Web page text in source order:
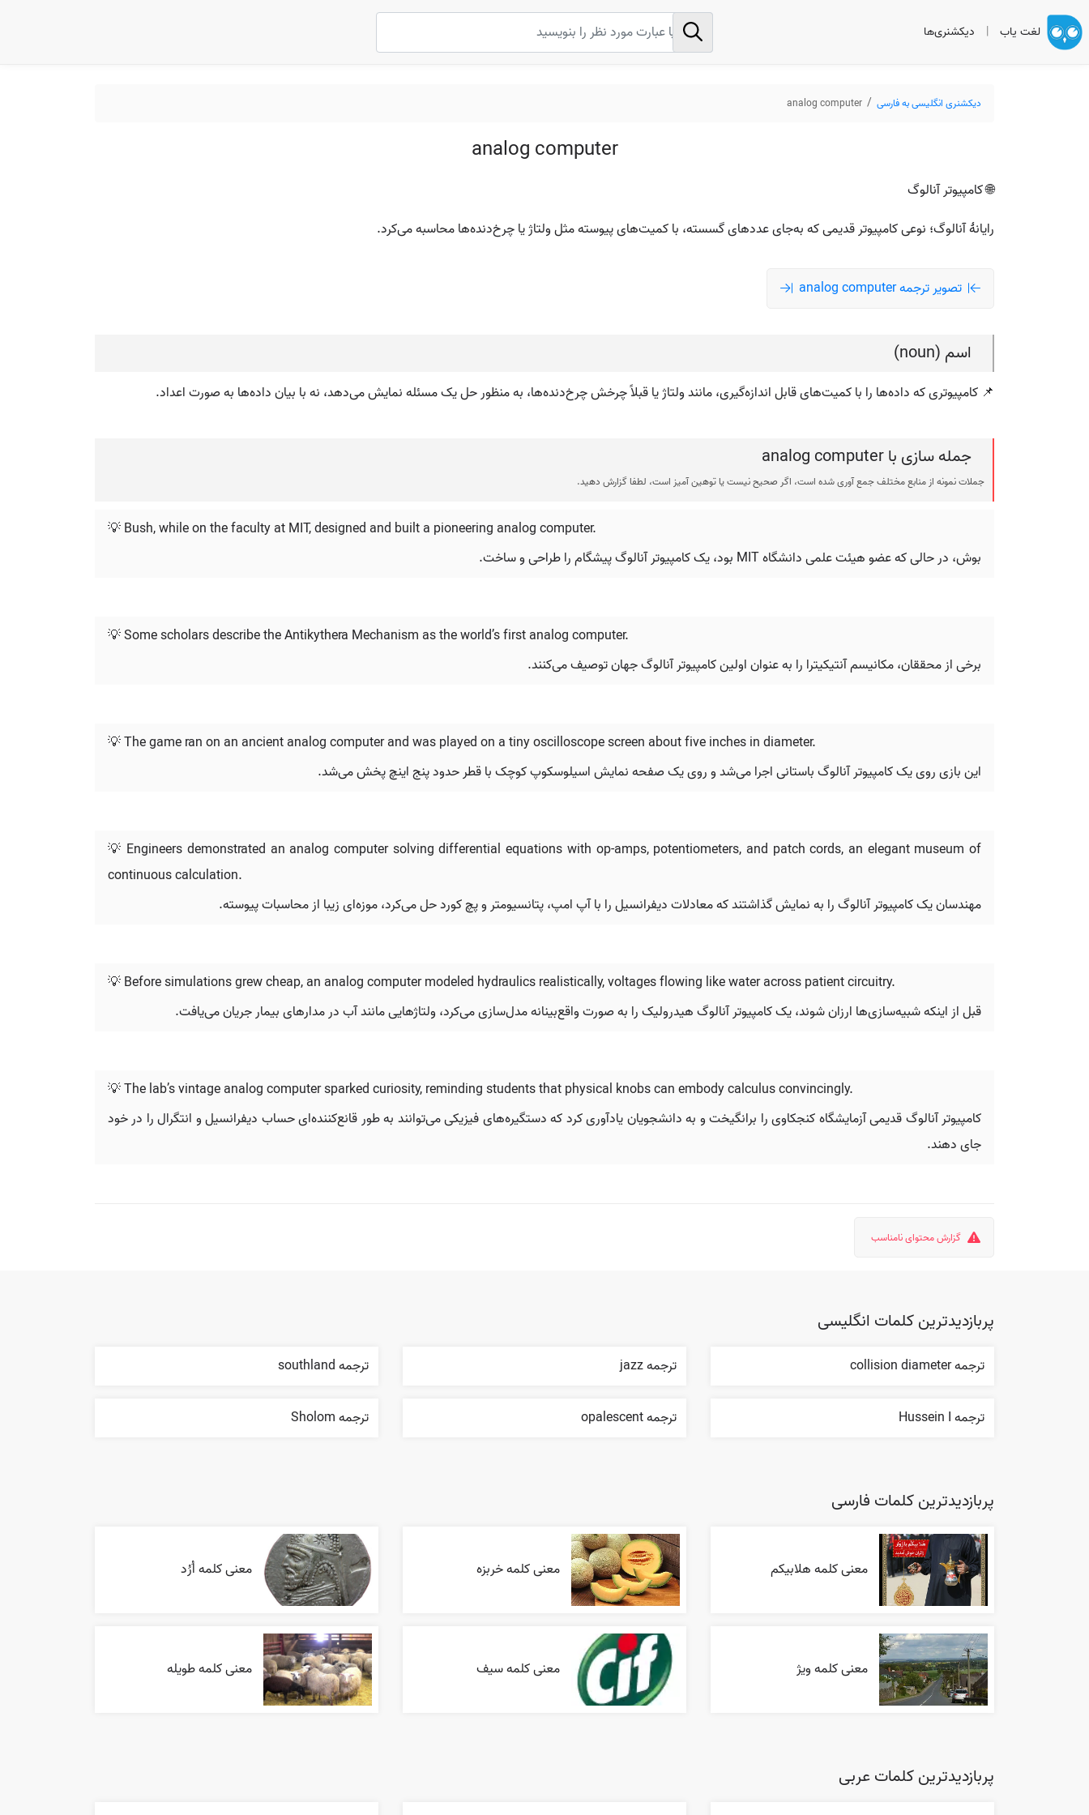
لغت یاب | دیکشنری‌ها
دیکشنری انگلیسی به فارسی analog computer
analog computer
🌐 کامپیوتر آنالوگ
رایانهٔ آنالوگ؛ نوعی کامپیوتر قدیمی که به‌جای عددهای گسسته، با کمیت‌های پیوسته مثل ولتاژ یا چرخ‌دنده‌ها محاسبه می‌کرد.
تصویر ترجمه analog computer
اسم (noun)
📌 کامپیوتری که داده‌ها را با کمیت‌های قابل اندازه‌گیری، مانند ولتاژ یا قبلاً چرخش چرخ‌دنده‌ها، به منظور حل یک مسئله نمایش می‌دهد، نه با بیان داده‌ها به صورت اعداد.
جمله سازی با analog computer
جملات نمونه از منابع مختلف جمع آوری شده است، اگر صحیح نیست یا توهین آمیز است، لطفا گزارش دهید.
💡 Bush, while on the faculty at MIT, designed and built a pioneering analog computer.
بوش، در حالی که عضو هیئت علمی دانشگاه MIT بود، یک کامپیوتر آنالوگ پیشگام را طراحی و ساخت.
💡 Some scholars describe the Antikythera Mechanism as the world’s first analog computer.
برخی از محققان، مکانیسم آنتیکیترا را به عنوان اولین کامپیوتر آنالوگ جهان توصیف می‌کنند.
💡 The game ran on an ancient analog computer and was played on a tiny oscilloscope screen about five inches in diameter.
این بازی روی یک کامپیوتر آنالوگ باستانی اجرا می‌شد و روی یک صفحه نمایش اسیلوسکوپ کوچک با قطر حدود پنج اینچ پخش می‌شد.
💡 Engineers demonstrated an analog computer solving differential equations with op-amps, potentiometers, and patch cords, an elegant museum of
continuous calculation.
مهندسان یک کامپیوتر آنالوگ را به نمایش گذاشتند که معادلات دیفرانسیل را با آپ امپ، پتانسیومتر و پچ کورد حل می‌کرد، موزه‌ای زیبا از محاسبات پیوسته.
💡 Before simulations grew cheap, an analog computer modeled hydraulics realistically, voltages flowing like water across patient circuitry.
قبل از اینکه شبیه‌سازی‌ها ارزان شوند، یک کامپیوتر آنالوگ هیدرولیک را به صورت واقع‌بینانه مدل‌سازی می‌کرد، ولتاژهایی مانند آب در مدارهای بیمار جریان می‌یافت.
💡 The lab’s vintage analog computer sparked curiosity, reminding students that physical knobs can embody calculus convincingly.
کامپیوتر آنالوگ قدیمی آزمایشگاه کنجکاوی را برانگیخت و به دانشجویان یادآوری کرد که دستگیره‌های فیزیکی می‌توانند به طور قانع‌کننده‌ای حساب دیفرانسیل و انتگرال را در خود
جای دهند.
گزارش محتوای نامناسب
پربازدیدترین کلمات انگلیسی
ترجمه collision diameter ترجمه jazz ترجمه southland
ترجمه Hussein I ترجمه opalescent ترجمه Sholom
پربازدیدترین کلمات فارسی
معنی کلمه هلابیکم معنی کلمه خربزه معنی کلمه اُرُد
معنی کلمه ویژ معنی کلمه سیف معنی کلمه طویله
پربازدیدترین کلمات عربی